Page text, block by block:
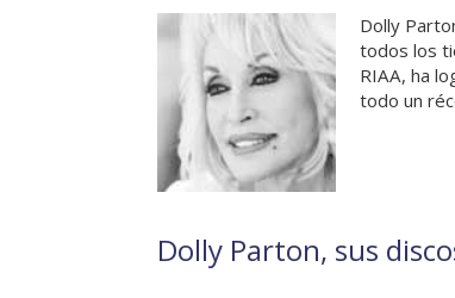
Dolly
todos los
RIAA, ha
todo un
Dolly Parton, sus